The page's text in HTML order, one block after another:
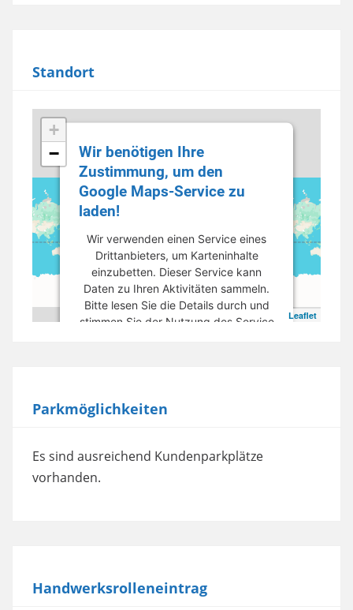
Standort
+
−
Leaflet
Wir benötigen Ihre
Zustimmung, um den
Google Maps-Service zu
laden!
Wir verwenden einen Service eines
Drittanbieters, um Karteninhalte
einzubetten. Dieser Service kann
Daten zu Ihren Aktivitäten sammeln.
Bitte lesen Sie die Details durch und
stimmen Sie der Nutzung des Service
powered byUsercentrics Consent
Management Platform
Parkmöglichkeiten
Es sind ausreichend Kundenparkplätze
vorhanden.
Handwerksrolleneintrag